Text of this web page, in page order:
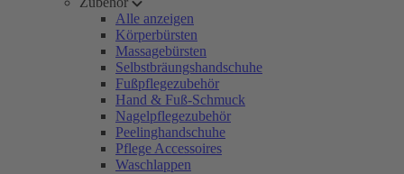
Alle anzeigen
Körperbürsten
Massagebürsten
Selbstbräungshandschuhe
Fußpflegezubehör
Hand & Fuß-Schmuck
Nagelpflegezubehör
Peelinghandschuhe
Pflege Accessoires
Waschlappen